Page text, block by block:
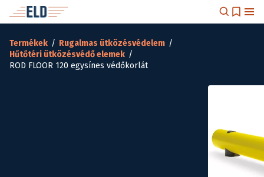
Termékek / Rugalmas ütközésvédelem /
Hűtőtéri ütközésvédő elemek /
ROD FLOOR 120 egysínes védőkorlát